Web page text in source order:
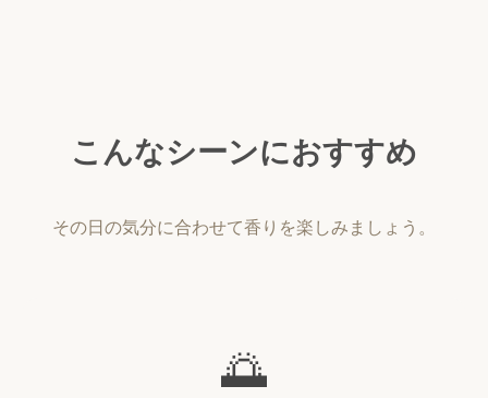
こんなシーンにおすすめ
その日の気分に合わせて香りを楽しみましょう。
🌅